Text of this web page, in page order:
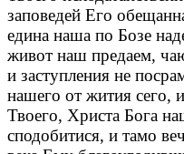
заповедей Его
едина наша по Бозе
живот наш предаем,
и заступления не
нашего от жития
Твоего, Христа Бога
сподобитися, и тамо